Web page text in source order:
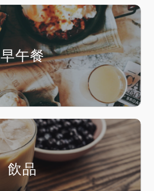
早午餐
飲品